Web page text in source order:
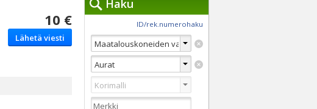
10 €
Lähetä viesti
Haku
Hakutyökalut »
Tyhjennä haut
ID/rek.numerohaku